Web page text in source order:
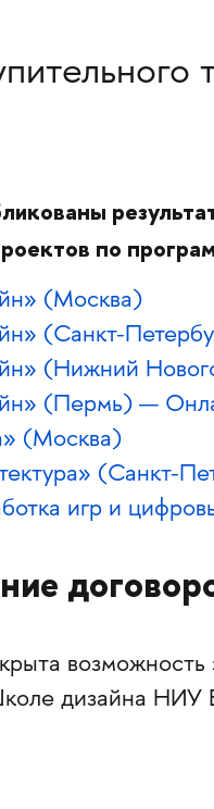
по
(Москва)
(Санкт-
(Нижний
(Пермь) —
(Москва)
(Санкт-
игр и
возможность
дизайна